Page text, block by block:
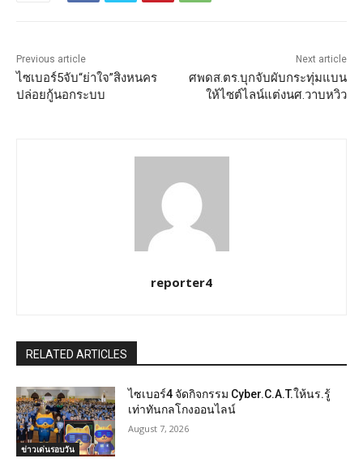
Previous article
ไซเบอร์5จับ“ย่าใจ”สิงหนคร
ปล่อยกู้นอกระบบ
Next article
ศพดส.ตร.บุกจับผับกระทุ่มแบน
ให้ไซต์ไลน์แต่งนศ.วาบหวิว
reporter4
RELATED ARTICLES
ข่าวเด่นรอบวัน
ไซเบอร์4 จัดกิจกรรม Cyber.C.A.T.ให้นร.รู้
เท่าทันกลโกงออนไลน์
August 7, 2026